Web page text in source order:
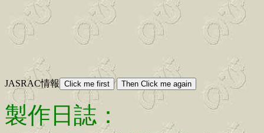
JASRAC情報
製作日誌：